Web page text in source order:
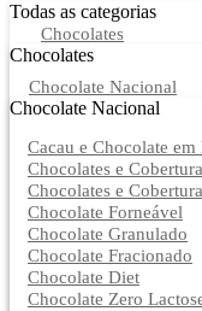
Todas as categorias
Chocolates
Chocolates
Chocolate Nacional
Chocolate Nacional
Cacau e Chocolate em
Chocolates e
Chocolates e
Chocolate Forneável
Chocolate Granulado
Chocolate Fracionado
Chocolate Diet
Chocolate Zero